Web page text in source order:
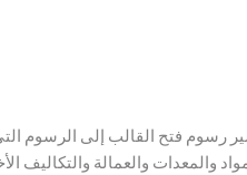
والمعدات والعمالة